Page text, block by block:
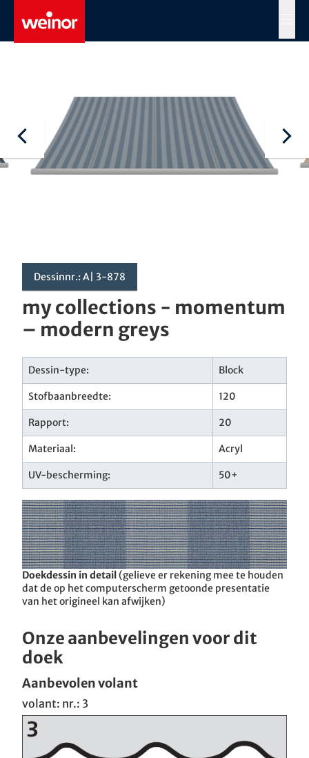
Skip to main content
Dessinnr.: A| 3-878
my collections - momentum
– modern greys
Dessin-type: Block
Stofbaanbreedte: 120
Rapport: 20
Materiaal: Acryl
UV-bescherming: 50+
Doekdessin in detail(gelieve er rekening mee te houden
dat de op het computerscherm getoonde presentatie
van het origineel kan afwijken)
Onze aanbevelingen voor dit
doek
Aanbevolen volant
volant: nr.: 3